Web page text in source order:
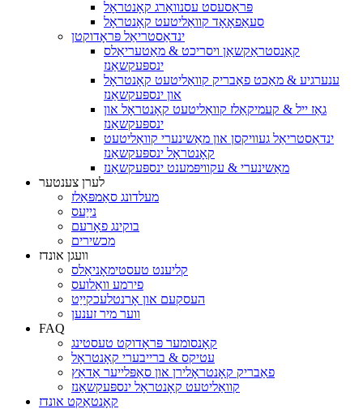
פּראַסעסט עסנוואַרג קאָנטראָל
סעאַפאָאָד קוואַליטעט קאָנטראָל
ינדאַסטריאַל פּראָדוקטן
קאַנסטראַקשאַן ויסריכט & מאַטעריאַלס
ינספּעקשאַנז
ענערגיע & מאַכט פאַבריק קוואַליטעט קאָנטראָל
און ינספּעקשאַנז
גאַז ייל & קעמיקאַלז קוואַליטעט קאָנטראָל און
ינספּעקשאַנז
ינדאַסטריאַל געוויקסן און מאַשינערי קוואַליטעט
קאָנטראָל ינספּעקשאַנז
מאַשינערי & עקוויפּמענט ינספּעקשאַנז
לערן צענטער
מעלדונג סאַמפּאַלז
נייַעס
בוקינג פאָרעם
מכשירים
וועגן אונדז
קליענט טעסטימאָניאַלס
פירמע וואַלועס
העסקעם און אָרנטלעכקייַט
ווער מיר זענען
FAQ
קאָנסומער פּראָדוקט טעסטינג
עטיקס & ברייבערי קאָנטראָל
פאַבריק קאָנטראָלירן און סאַפּלייער אַדאַץ
קוואַליטעט קאָנטראָל ינספּעקשאַנז
קאָנטאַקט אונדז